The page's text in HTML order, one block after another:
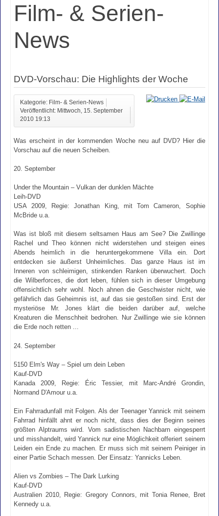
Film- & Serien-
News
DVD-Vorschau: Die Highlights der Woche
Kategorie: Film- & Serien-News
Veröffentlicht: Mittwoch, 15. September
2010 19:13
Was erscheint in der kommenden Woche neu auf DVD? Hier die
Vorschau auf die neuen Scheiben.
20. September
Under the Mountain – Vulkan der dunklen Mächte
Leih-DVD
USA 2009, Regie: Jonathan King, mit Tom Cameron, Sophie
McBride u.a.
Was ist bloß mit diesem seltsamen Haus am See? Die Zwillinge
Rachel und Theo können nicht widerstehen und steigen eines
Abends heimlich in die heruntergekommene Villa ein. Dort
entdecken sie äußerst Unheimliches. Das ganze Haus ist im
Inneren von schleimigen, stinkenden Ranken überwuchert. Doch
die Wilberforces, die dort leben, fühlen sich in dieser Umgebung
offensichtlich sehr wohl. Noch ahnen die Geschwister nicht, wie
gefährlich das Geheimnis ist, auf das sie gestoßen sind. Erst der
mysteriöse Mr. Jones klärt die beiden darüber auf, welche
Kreaturen die Menschheit bedrohen. Nur Zwillinge wie sie können
die Erde noch retten ...
24. September
5150 Elm's Way – Spiel um dein Leben
Kauf-DVD
Kanada 2009, Regie: Éric Tessier, mit Marc-André Grondin,
Normand D'Amour u.a.
Ein Fahrradunfall mit Folgen. Als der Teenager Yannick mit seinem
Fahrrad hinfällt ahnt er noch nicht, dass dies der Beginn seines
größten Alptraums wird. Vom sadistischen Nachbarn eingesperrt
und misshandelt, wird Yannick nur eine Möglichkeit offeriert seinem
Leiden ein Ende zu machen. Er muss sich mit seinem Peiniger in
einer Partie Schach messen. Der Einsatz: Yannicks Leben.
Alien vs Zombies – The Dark Lurking
Kauf-DVD
Australien 2010, Regie: Gregory Connors, mit Tonia Renee, Bret
Kennedy u.a.